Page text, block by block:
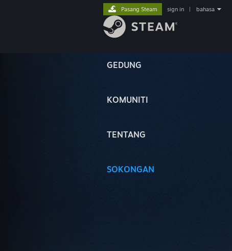
GEDUNG
KOMUNITI
TENTANG
SOKONGAN
Pasang Steam sign in bahasa